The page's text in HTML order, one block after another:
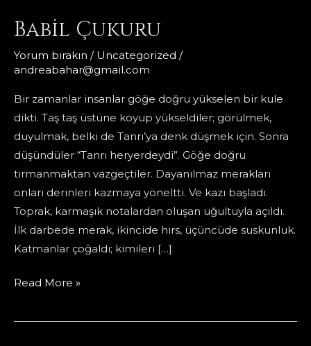
Babil Çukuru
Yorum bırakın / Uncategorized /
andreabahar@gmail.com
Bir zamanlar insanlar göğe doğru yükselen bir kule
dikti. Taş taş üstüne koyup yükseldiler; görülmek,
duyulmak, belki de Tanrı’ya denk düşmek için. Sonra
düşündüler “Tanrı heryerdeydi”. Göğe doğru
tırmanmaktan vazgeçtiler. Dayanılmaz merakları
onları derinleri kazmaya yöneltti. Ve kazı başladı.
Toprak, karmaşık notalardan oluşan uğultuyla açıldı.
İlk darbede merak, ikincide hırs, üçüncüde suskunluk.
Katmanlar çoğaldı; kimileri […]
Babil
Read More »